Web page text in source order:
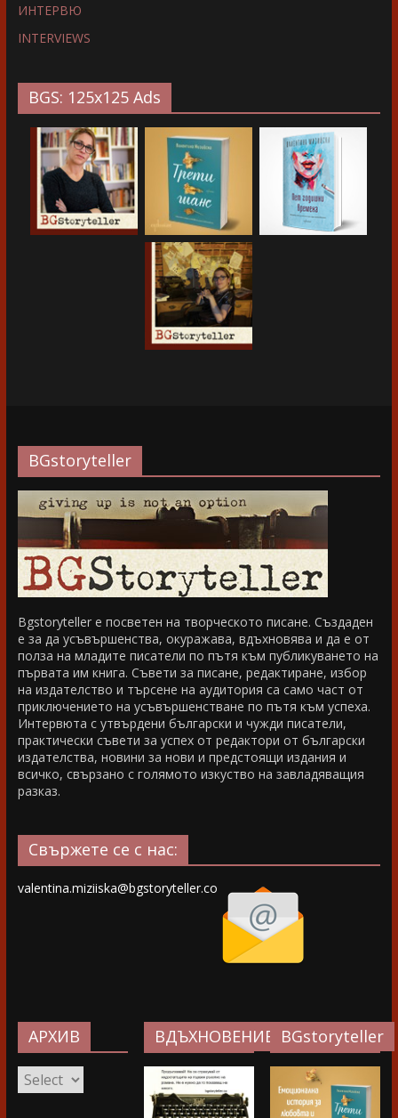
ИНТЕРВЮ
INTERVIEWS
BGS: 125x125 Ads
BGstoryteller
Bgstoryteller е посветен на творческото писане. Създаден
е за да усъвършенства, окуражава, вдъхновява и да е от
полза на младите писатели по пътя към публикуването на
първата им книга. Съвети за писане, редактиране, избор
на издателство и търсене на аудитория са само част от
приключението на усъвършенстване по пътя към успеха.
Интервюта с утвърдени български и чужди писатели,
практически съвети за успех от редактори от български
издателства, новини за нови и предстоящи издания и
всичко, свързано с голямото изкуство на завладяващия
разказ.
Свържете се с нас:
valentina.miziiska@bgstoryteller.co
АРХИВ
АРХИВ
ВДЪХНОВЕНИЕ…BGstoryteller